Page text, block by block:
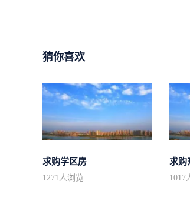
猜你喜欢
求购学区房
1271人浏览 1017